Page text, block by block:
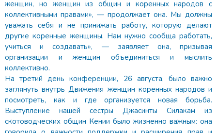
женщин, но женщин из общин и коренных народов с
коллективными правами», — продолжает она. Мы должны
уважать себя и не принижать работу, которую делают
другие коренные женщины. Нам нужно сообща работать,
учиться и создавать», — заявляет она, призывая
организации и женщин объединиться и мыслить
коллективно.
На третий день конференции, 26 августа, было важно
заглянуть внутрь Движения женщин коренных народов и
посмотреть, как и где организуется новая борьба.
Выступление нашей сестры Джасинты Силакам из
скотоводческих общин Кении было жизненно важным: она